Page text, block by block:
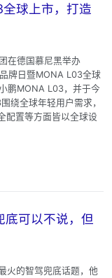
球上市，打造
在德国慕尼黑举办
牌日暨MONA L03全球
鹏MONA L03，并于今
绕全球年轻用户需求，
配置等方面皆以全球设
底可以不说，但
火的智驾兜底话题，他